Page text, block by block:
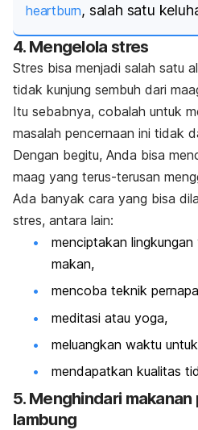
heartburn, salah satu
4. Mengelola stres
Stres bisa menjadi salah satu
tidak kunjung sembuh dari
Itu sebabnya, cobalah untuk
masalah pencernaan ini tidak
Dengan begitu, Anda bisa
maag yang terus-terusan
Ada banyak cara yang bisa
stres, antara lain:
menciptakan
makan,
mencoba teknik
meditasi atau yoga,
meluangkan waktu
mendapatkan kualitas
5. Menghindari makanan
lambung